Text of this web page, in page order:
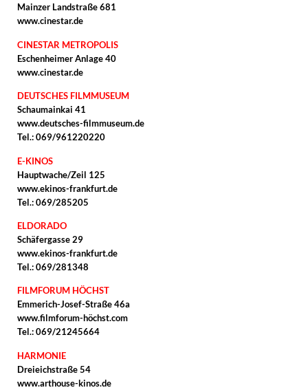
Mainzer Landstraße 681
www.cinestar.de
CINESTAR METROPOLIS
Eschenheimer Anlage 40
www.cinestar.de
DEUTSCHES FILMMUSEUM
Schaumainkai 41
www.deutsches-filmmuseum.de
Tel.: 069/961220220
E-KINOS
Hauptwache/Zeil 125
www.ekinos-frankfurt.de
Tel.: 069/285205
ELDORADO
Schäfergasse 29
www.ekinos-frankfurt.de
Tel.: 069/281348
FILMFORUM HÖCHST
Emmerich-Josef-Straße 46a
www.filmforum-höchst.com
Tel.: 069/21245664
HARMONIE
Dreieichstraße 54
www.arthouse-kinos.de